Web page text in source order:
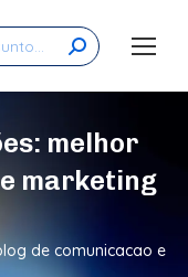
melhor
marketing
de comunicacao e